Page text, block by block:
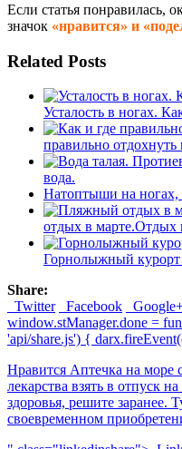
Если статья понравилась,
значок «нравится» и
Related Posts
Усталость в ногах.
правильно отдохнуть
вода.
Натоптыши на ногах,
отдых в марте.Отдых
Горнолыжный
Share:
Twitter
Facebook
window.stManager.done =
'api/share.js') {
Нравится Аптечка на море
лекарства взять в отпуск
здоровья, решите заранее.
своевременном